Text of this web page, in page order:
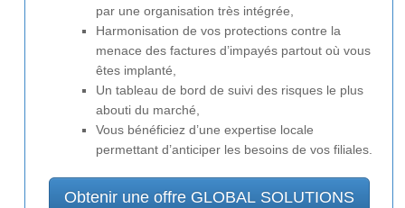
par une organisation très intégrée,
Harmonisation de vos protections contre la
menace des factures d’impayés partout où vous
êtes implanté,
Un tableau de bord de suivi des risques le plus
abouti du marché,
Vous bénéficiez d’une expertise locale
permettant d’anticiper les besoins de vos filiales.
Obtenir une offre GLOBAL SOLUTIONS